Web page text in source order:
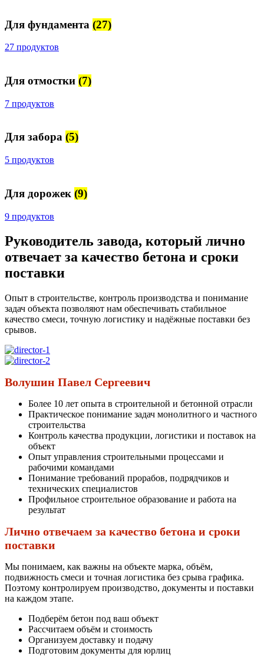
Для фундамента (27)
27 продуктов
Для отмостки (7)
7 продуктов
Для забора (5)
5 продуктов
Для дорожек (9)
9 продуктов
Руководитель завода, который лично
отвечает за качество бетона и сроки
поставки
Опыт в строительстве, контроль производства и понимание
задач объекта позволяют нам обеспечивать стабильное
качество смеси, точную логистику и надёжные поставки без
срывов.
Волушин Павел Сергеевич
Более 10 лет опыта в строительной и бетонной отрасли
Практическое понимание задач монолитного и частного
строительства
Контроль качества продукции, логистики и поставок на
объект
Опыт управления строительными процессами и
рабочими командами
Понимание требований прорабов, подрядчиков и
технических специалистов
Профильное строительное образование и работа на
результат
Лично отвечаем за качество бетона и сроки
поставки
Мы понимаем, как важны на объекте марка, объём,
подвижность смеси и точная логистика без срыва графика.
Поэтому контролируем производство, документы и поставки
на каждом этапе.
Подберём бетон под ваш объект
Рассчитаем объём и стоимость
Организуем доставку и подачу
Подготовим документы для юрлиц